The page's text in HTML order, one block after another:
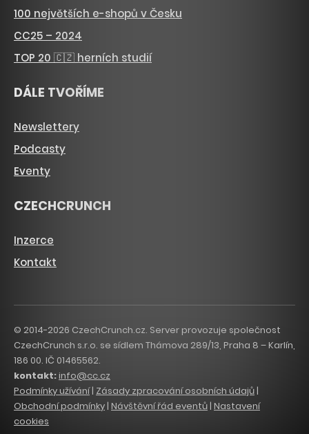
100 největších e-shopů v Česku
CC25 – 2024
TOP 20 🇨🇿 herních studií
DÁLE TVOŘÍME
Newslettery
Podcasty
Eventy
CZECHCRUNCH
Inzerce
Kontakt
© 2014-2026 CzechCrunch.cz. Server provozuje společnost
CzechCrunch s.r.o. se sídlem Thámova 289/13, Praha 8 – Karlín,
186 00. IČ 01465562.
kontakt:info@cc.cz
Podmínky užívání| Zásady zpracování osobních údajů |
Obchodní podmínky | Návštěvní řád eventů | Nastavení
cookies